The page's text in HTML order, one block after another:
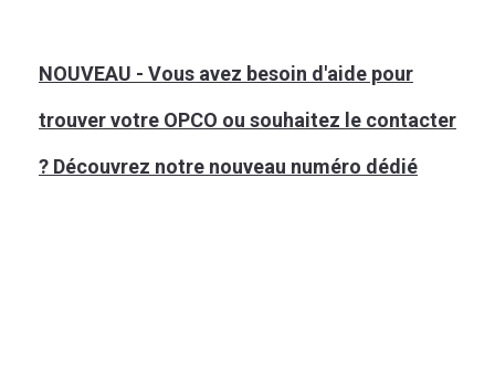
NOUVEAU - Vous avez besoin d'aide pour
trouver votre OPCO ou souhaitez le contacter
? Découvrez notre nouveau numéro dédié